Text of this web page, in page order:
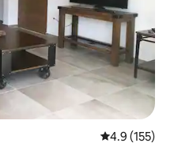
औसत रेटिंग 5 में
4.9 (155)